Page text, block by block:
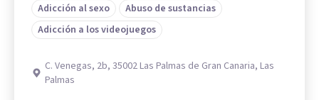
Adicción al sexo
Abuso de sustancias
Adicción a los videojuegos
C. Venegas, 2b, 35002 Las Palmas de Gran Canaria, Las
Palmas